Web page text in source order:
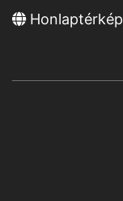
Honlaptérkép